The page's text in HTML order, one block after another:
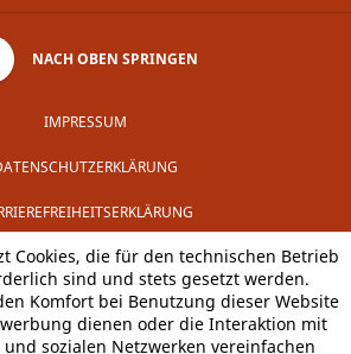
NACH OBEN SPRINGEN
IMPRESSUM
Cookies, die für den technischen Betrieb
sind und stets gesetzt werden.
Komfort bei Benutzung dieser Website
dienen oder die Interaktion mit
sozialen Netzwerken vereinfachen